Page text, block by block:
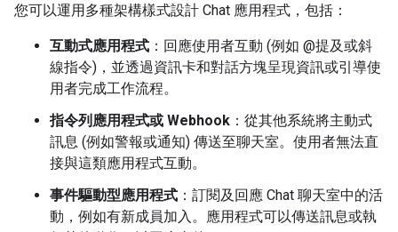
您可以運用多種架構樣式設計 Chat 應用程式，包括：
互動式應用程式 ：回應使用者互動 (例如 @提及或斜
線指令)，並透過資訊卡和對話方塊呈現資訊或引導使
用者完成工作流程。
指令列應用程式或 Webhook ：從其他系統將主動式
訊息 (例如警報或通知) 傳送至聊天室。使用者無法直
接與這類應用程式互動。
事件驅動型應用程式 ：訂閱及回應 Chat 聊天室中的活
動，例如有新成員加入。應用程式可以傳送訊息或執